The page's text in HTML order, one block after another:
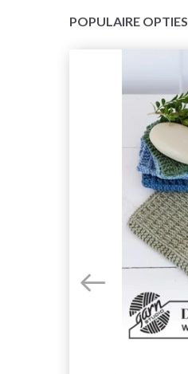
POPULAIRE OPTIES